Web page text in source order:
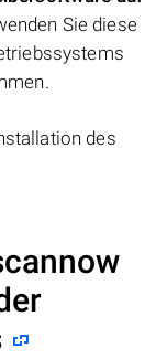
Sie diese
des